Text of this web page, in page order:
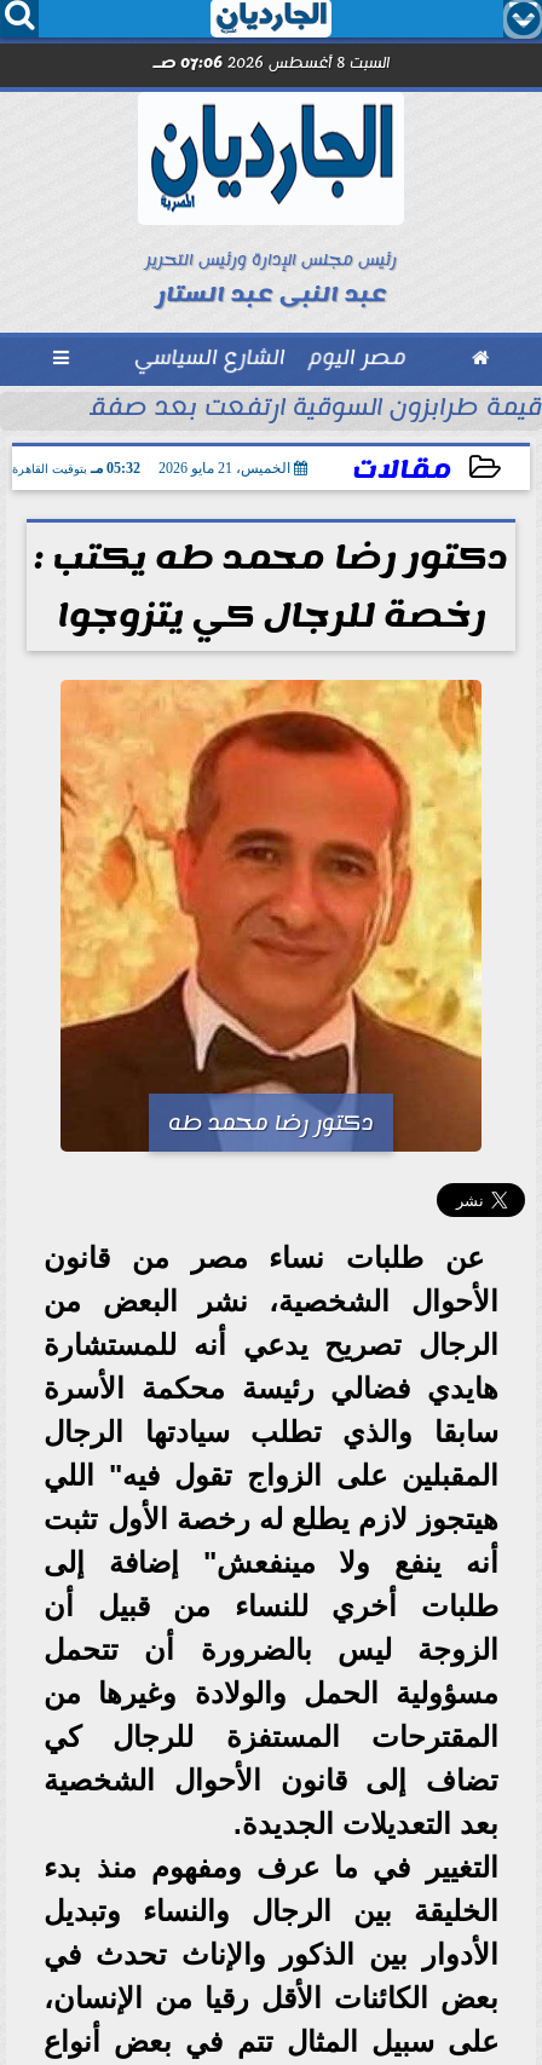
  
السبت 8 أغسطس 2026 07:06 صـ
رئيس مجلس الإدارة ورئيس التحرير
عبد النبى عبد الستار
 مصر اليوم الشارع السياسي 
قيمة طرابزون السوقية ارتفعت بعد صفقة
مقالات الخميس، 21 مايو 2026 05:32 مـ بتوقيت القاهرة
2026-05-21 17:32:22
دكتور رضا محمد طه يكتب :
رخصة للرجال كي يتزوجوا
دكتور رضا محمد طه
عن طلبات نساء مصر من قانون
الأحوال الشخصية، نشر البعض من
الرجال تصريح يدعي أنه للمستشارة
هايدي فضالي رئيسة محكمة الأسرة
سابقا والذي تطلب سيادتها الرجال
المقبلين على الزواج تقول فيه" اللي
هيتجوز لازم يطلع له رخصة الأول تثبت
أنه ينفع ولا مينفعش" إضافة إلى
طلبات أخري للنساء من قبيل أن
الزوجة ليس بالضرورة أن تتحمل
مسؤولية الحمل والولادة وغيرها من
المقترحات المستفزة للرجال كي
تضاف إلى قانون الأحوال الشخصية
بعد التعديلات الجديدة.
التغيير في ما عرف ومفهوم منذ بدء
الخليقة بين الرجال والنساء وتبديل
الأدوار بين الذكور والإناث تحدث في
بعض الكائنات الأقل رقيا من الإنسان،
على سبيل المثال تتم في بعض أنواع